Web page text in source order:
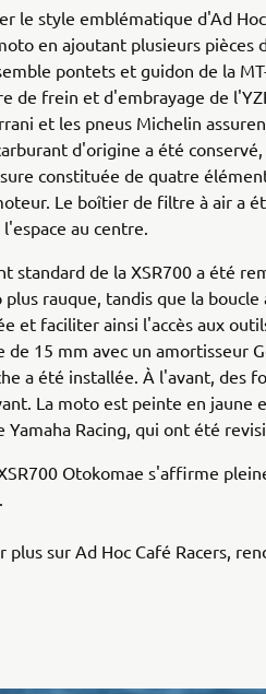
le style emblématique d'Ad
en ajoutant plusieurs pièces
pontets et guidon de la
de frein et d'embrayage de
et les pneus Michelin
d'origine a été
constituée de quatre
Le boîtier de filtre à air a
au centre.
standard de la XSR700 a été
plus rauque, tandis que la
et faciliter ainsi l'accès aux
de 15 mm avec un amortisseur
a été installée. À l'avant, des
La moto est peinte en jaune
Yamaha Racing, qui ont été
Otokomae s'affirme
plus sur Ad Hoc Café Racers,